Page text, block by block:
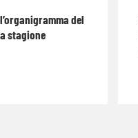
del
stagione